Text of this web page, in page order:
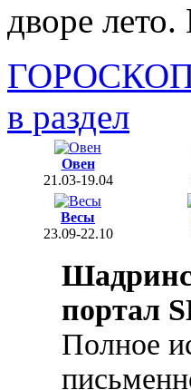
дворе лето.
в раздел
Овен
21.03-19.04
Весы
23.09-22.10
портал
Полное